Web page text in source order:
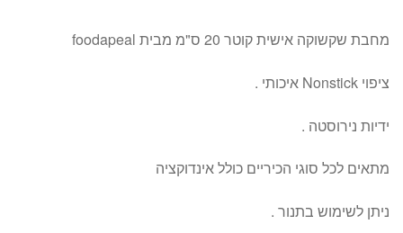
מחבת שקשוקה אישית קוטר 20 ס"מ מבית foodapeal
ציפוי Nonstick איכותי .
ידיות נירוסטה .
מתאים לכל סוגי הכיריים כולל אינדוקציה
ניתן לשימוש בתנור .